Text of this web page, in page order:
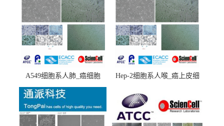
A549细胞系人肺_癌细胞
(A549细胞)
Hep-2细胞系人喉_癌上皮细